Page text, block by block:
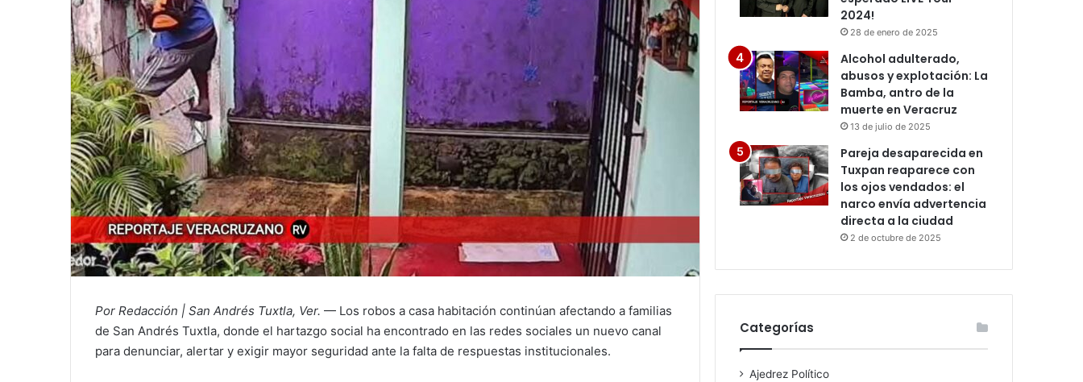
Por Redacción | San Andrés Tuxtla, Ver. — Los robos a casa habitación continúan afectando a familias
de San Andrés Tuxtla, donde el hartazgo social ha encontrado en las redes sociales un nuevo canal
para denunciar, alertar y exigir mayor seguridad ante la falta de respuestas institucionales.
2024!
28 de enero de 2025
Alcohol adulterado,
abusos y explotación: La
Bamba, antro de la
muerte en Veracruz
13 de julio de 2025
Pareja desaparecida en
Tuxpan reaparece con
los ojos vendados: el
narco envía advertencia
directa a la ciudad
2 de octubre de 2025
Categorías
Ajedrez Político